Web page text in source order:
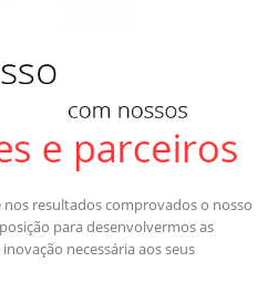
nos resultados comprovados o nosso
para desenvolvermos as
necessária aos seus